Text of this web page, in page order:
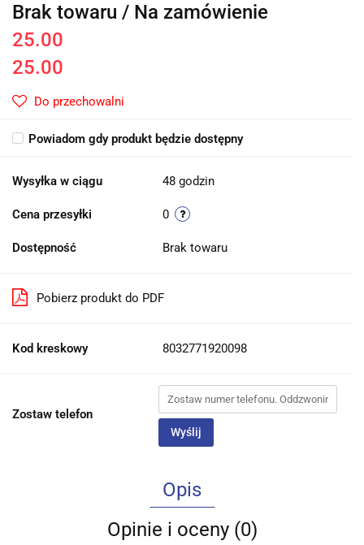
Brak towaru / Na zamówienie
25.00
25.00
Do przechowalni
Powiadom gdy produkt będzie dostępny
Wysyłka w ciągu 48 godzin
Cena przesyłki 0
Dostępność Brak towaru
Pobierz produkt do PDF
Kod kreskowy 8032771920098
Zostaw telefon
Wyślij
Opis
Opinie i oceny (0)